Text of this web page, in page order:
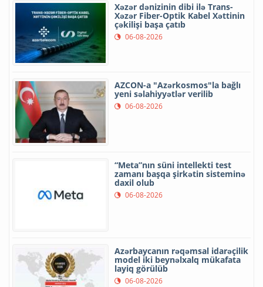
Xəzər dənizinin dibi ilə Trans-
Xəzər Fiber-Optik Kabel Xəttinin
çəkilişi başa çatıb
06-08-2026
AZCON-a "Azərkosmos"la bağlı
yeni səlahiyyətlər verilib
06-08-2026
“Meta”nın süni intellekti test
zamanı başqa şirkətin sisteminə
daxil olub
06-08-2026
Azərbaycanın rəqəmsal idarəçilik
model iki beynəlxalq mükafata
layiq görülüb
06-08-2026